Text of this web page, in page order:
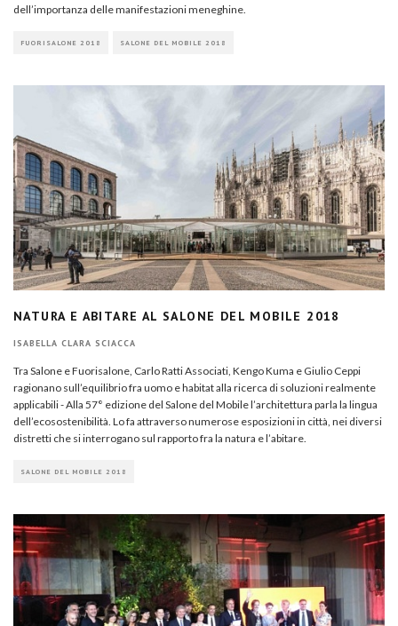
dell’importanza delle manifestazioni meneghine.
FUORISALONE 2018 SALONE DEL MOBILE 2018
NATURA E ABITARE AL SALONE DEL MOBILE 2018
ISABELLA CLARA SCIACCA
Tra Salone e Fuorisalone, Carlo Ratti Associati, Kengo Kuma e Giulio Ceppi
ragionano sull’equilibrio fra uomo e habitat alla ricerca di soluzioni realmente
applicabili - Alla 57° edizione del Salone del Mobile l’architettura parla la lingua
dell’ecosostenibilità. Lo fa attraverso numerose esposizioni in città, nei diversi
distretti che si interrogano sul rapporto fra la natura e l’abitare.
SALONE DEL MOBILE 2018